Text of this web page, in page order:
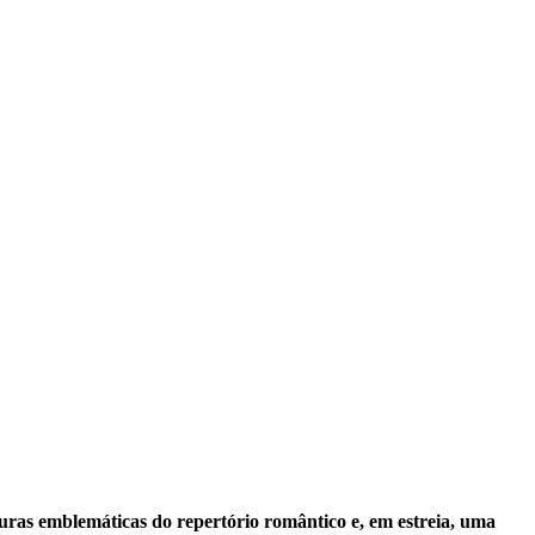
emblemáticas do repertório romântico e, em estreia, uma